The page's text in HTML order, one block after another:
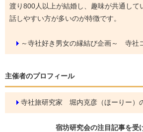
渡り800人以上が結婚し、趣味が共通して
話しやすい方が多いのが特徴です。
～寺社好き男女の縁結び企画～ 寺社
主催者のプロフィール
寺社旅研究家 堀内克彦（ほーりー）
宿坊研究会の注目記事を受